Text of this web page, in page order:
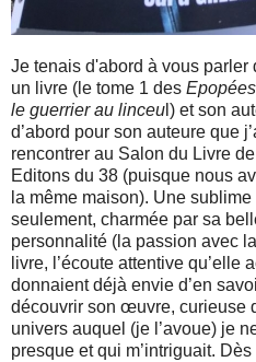
Je tenais d'abord à vous
un livre (le tome 1 des
le guerrier au linceu l) et son
d’abord pour son auteure que
rencontrer au Salon du Livre
Editons du 38 (puisque nous
la même maison). Une
seulement, charmée par sa
personnalité (la passion avec
livre, l’écoute attentive qu’elle
donnaient déjà envie d’en
découvrir son œuvre, curieuse
univers auquel (je l’avoue) je
presque et qui m’intriguait.